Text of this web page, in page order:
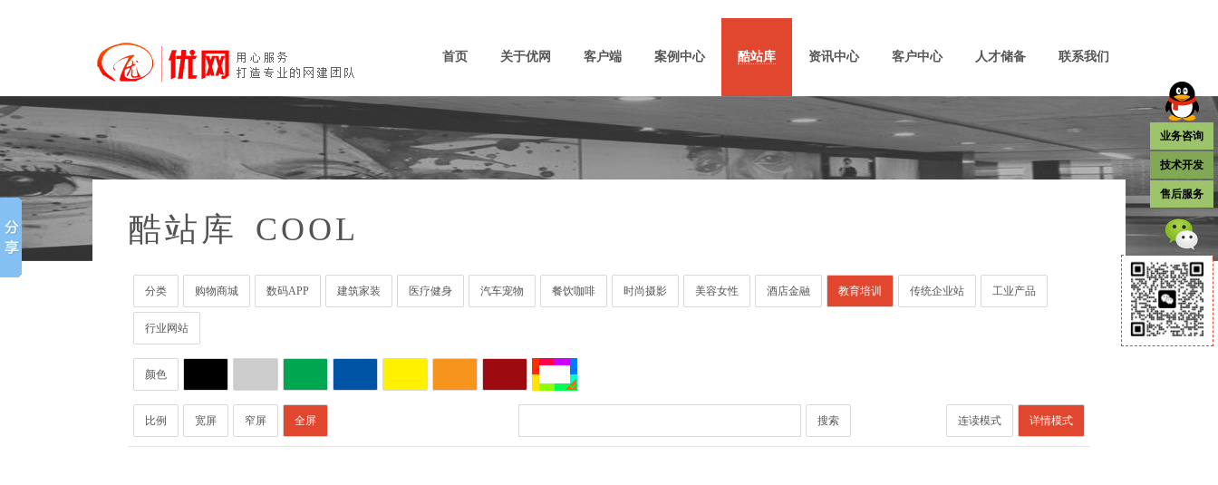
首页 关于优网 客户端 案例中心 酷站库 资讯中心 客户中心 人才储备 联系我们
酷站库 COOL
分类 购物商城 数码APP 建筑家装 医疗健身 汽车宠物 餐饮咖啡 时尚摄影 美容女性 酒店金融 教育培训 传统企业站 工业产品
行业网站
颜色
比例 宽屏 窄屏 全屏 详情模式
连读模式
搜索
业务咨询
技术开发
售后服务